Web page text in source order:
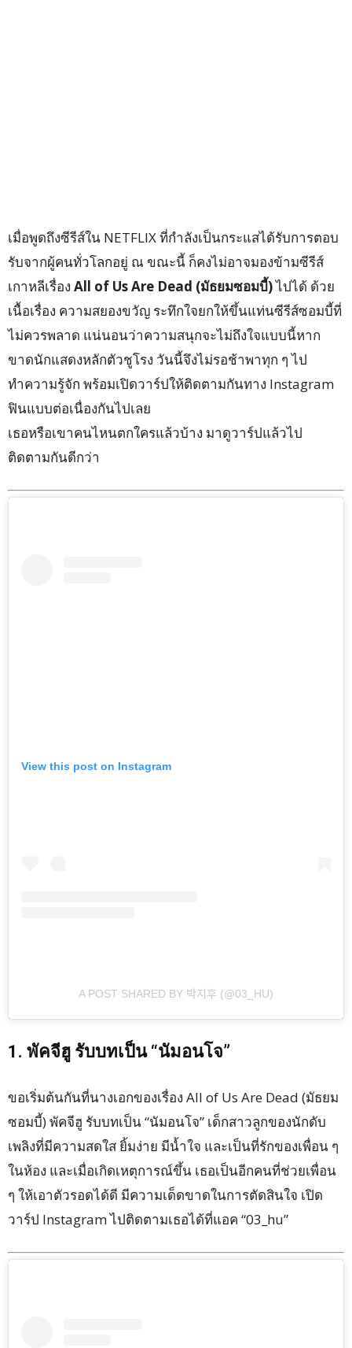
เมื่อพูดถึงซีรีส์ใน NETFLIX ที่กำลังเป็นกระแสได้รับการตอบ
รับจากผู้คนทั่วโลกอยู่ ณ ขณะนี้ ก็คงไม่อาจมองข้ามซีรีส์
เกาหลีเรื่อง All of Us Are Dead (มัธยมซอมบี้)ไปได้ ด้วย
เนื้อเรื่อง ความสยองขวัญ ระทึกใจยกให้ขึ้นแท่นซีรีส์ซอมบี้ที่
ไม่ควรพลาด แน่นอนว่าความสนุกจะไม่ถึงใจแบบนี้หาก
ขาดนักแสดงหลักตัวชูโรง วันนี้จึงไม่รอช้าพาทุก ๆ ไป
ทำความรู้จัก พร้อมเปิดวาร์ปให้ติดตามกันทาง Instagram
ฟินแบบต่อเนื่องกันไปเลย
เธอหรือเขาคนไหนตกใครแล้วบ้าง มาดูวาร์ปแล้วไป
ติดตามกันดีกว่า
View this post on Instagram
A POST SHARED BY 박지후 (@03_HU)
1. พัคจีฮู รับบทเป็น “นัมอนโจ”
ขอเริ่มต้นกันที่นางเอกของเรื่อง All of Us Are Dead (มัธยม
ซอมบี้) พัคจีฮู รับบทเป็น “นัมอนโจ” เด็กสาวลูกของนักดับ
เพลิงที่มีความสดใส ยิ้มง่าย มีน้ำใจ และเป็นที่รักของเพื่อน ๆ
ในห้อง และเมื่อเกิดเหตุการณ์ขึ้น เธอเป็นอีกคนที่ช่วยเพื่อน
ๆ ให้เอาตัวรอดได้ดี มีความเด็ดขาดในการตัดสินใจ เปิด
วาร์ป Instagram ไปติดตามเธอได้ที่แอค “03_hu”